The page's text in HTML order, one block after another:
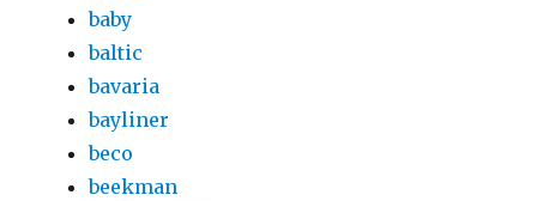
baby
baltic
bavaria
bayliner
beco
beekman